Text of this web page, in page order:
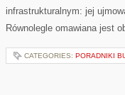
infrastrukturalnym: jej
Równolegle omawiana jest
CATEGORIES: PORADNIKI